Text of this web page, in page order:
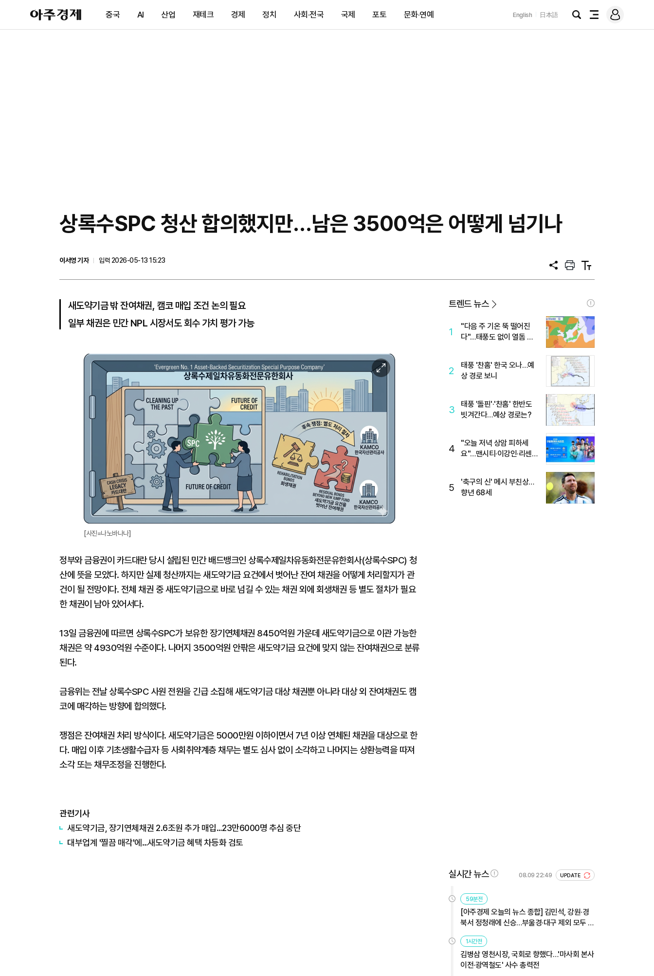
아
주
제
중국 AI 산업 재테크 경제 정치 사회·전국 국제 포토 문화·연예 English 日本語
검
전
메
그
상록수SPC 청산 합의했지만…남은 3500억은 어떻게 넘기나
이서영 기자
입력 2026-05-13 15:23
공
프
트
텍
트
새도약기금 밖 잔여채권, 캠코 매입 조건 논의 필요
일부 채권은 민간 NPL 시장서도 회수 가치 평가 가능
이
미
지
확
대
[사진=나노바나나]
정부와 금융권이 카드대란 당시 설립된 민간 배드뱅크인 상록수제일차유동화전문유한회사(상록수SPC) 청
산에 뜻을 모았다. 하지만 실제 청산까지는 새도약기금 요건에서 벗어난 잔여 채권을 어떻게 처리할지가 관
건이 될 전망이다. 전체 채권 중 새도약기금으로 바로 넘길 수 있는 채권 외에 회생채권 등 별도 절차가 필요
한 채권이 남아 있어서다.
13일 금융권에 따르면 상록수SPC가 보유한 장기연체채권 8450억원 가운데 새도약기금으로 이관 가능한
채권은 약 4930억원 수준이다. 나머지 3500억원 안팎은 새도약기금 요건에 맞지 않는 잔여채권으로 분류
된다.
금융위는 전날 상록수SPC 사원 전원을 긴급 소집해 새도약기금 대상 채권뿐 아니라 대상 외 잔여채권도 캠
코에 매각하는 방향에 합의했다.
쟁점은 잔여채권 처리 방식이다. 새도약기금은 5000만원 이하이면서 7년 이상 연체된 채권을 대상으로 한
다. 매입 이후 기초생활수급자 등 사회취약계층 채무는 별도 심사 없이 소각하고 나머지는 상환능력을 따져
소각 또는 채무조정을 진행한다.
관련기사
새도약기금, 장기연체채권 2.6조원 추가 매입…23만6000명 추심 중단
대부업계 '찔끔 매각'에…새도약기금 혜택 차등화 검토
트렌드 뉴스
1
"다음 주 기온 뚝 떨어진
다"…태풍도 없이 열돔 박
2
태풍 '찬홈' 한국 오나…예
상 경로 보니
3
태풍 '돌핀'·'찬홈' 한반도
빗겨간다…예상 경로는?
4
"오늘 저녁 상암 피하세
요"…맨시티·이강인·리센느
5
'축구의 신' 메시 부친상…
향년 68세
실시간 뉴스 08.09 22:49 UPDATE
59분전
[아주경제 오늘의 뉴스 종합] 김민석, 강원·경
북서 정청래에 신승…부울경·대구 제외 모두 웃
었다 外
1시간전
김병삼 영천시장, 국회로 향했다…'마사회 본사
이전·광역철도' 사수 총력전